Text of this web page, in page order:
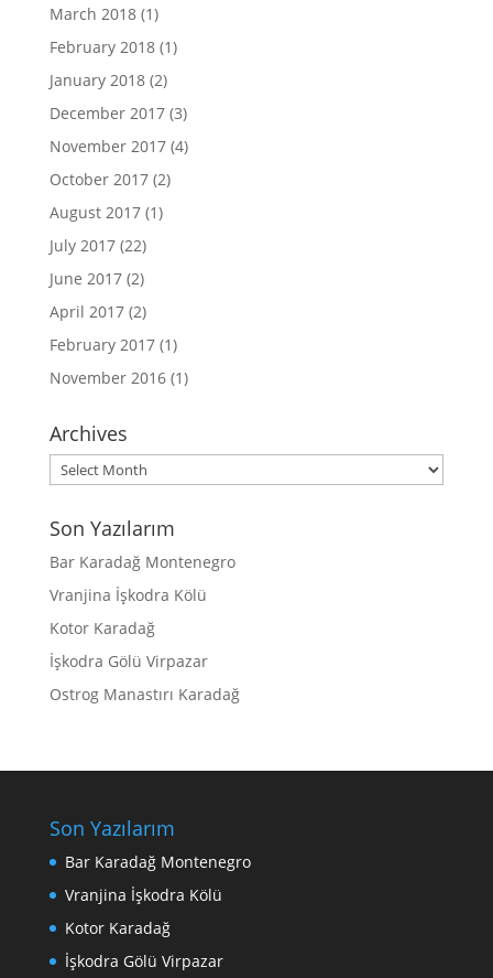
March 2018(1)
February 2018(1)
January 2018(2)
December 2017(3)
November 2017(4)
October 2017(2)
August 2017(1)
July 2017(22)
June 2017(2)
April 2017(2)
February 2017(1)
November 2016(1)
Archives
Archives
Son Yazılarım
Bar Karadağ Montenegro
Vranjina İşkodra Kölü
Kotor Karadağ
İşkodra Gölü Virpazar
Ostrog Manastırı Karadağ
Son Yazılarım
Bar Karadağ Montenegro
Vranjina İşkodra Kölü
Kotor Karadağ
İşkodra Gölü Virpazar